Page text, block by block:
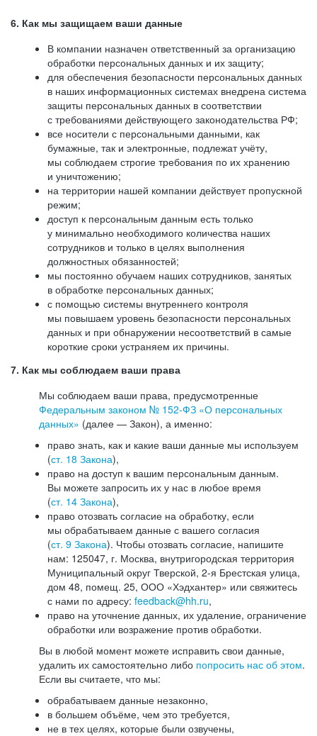
6. Как мы защищаем ваши данные
В компании назначен ответственный за организацию
обработки персональных данных и их защиту;
для обеспечения безопасности персональных данных
в наших информационных системах внедрена система
защиты персональных данных в соответствии
с требованиями действующего законодательства РФ;
все носители с персональными данными, как
бумажные, так и электронные, подлежат учёту,
мы соблюдаем строгие требования по их хранению
и уничтожению;
на территории нашей компании действует пропускной
режим;
доступ к персональным данным есть только
у минимально необходимого количества наших
сотрудников и только в целях выполнения
должностных обязанностей;
мы постоянно обучаем наших сотрудников, занятых
в обработке персональных данных;
с помощью системы внутреннего контроля
мы повышаем уровень безопасности персональных
данных и при обнаружении несоответствий в самые
короткие сроки устраняем их причины.
7. Как мы соблюдаем ваши права
Мы соблюдаем ваши права, предусмотренные
Федеральным законом № 152-ФЗ «О персональных
данных» (далее — Закон), а именно:
право знать, как и какие ваши данные мы используем
(ст. 18 Закона),
право на доступ к вашим персональным данным.
Вы можете запросить их у нас в любое время
(ст. 14 Закона),
право отозвать согласие на обработку, если
мы обрабатываем данные с вашего согласия
(ст. 9 Закона). Чтобы отозвать согласие, напишите
нам: 125047, г. Москва, внутригородская территория
Муниципальный округ Тверской, 2-я Брестская улица,
дом 48, помещ. 25, ООО «Хэдхантер» или свяжитесь
с нами по адресу: feedback@hh.ru,
право на уточнение данных, их удаление, ограничение
обработки или возражение против обработки.
Вы в любой момент можете исправить свои данные,
удалить их самостоятельно либо попросить нас об этом.
Если вы считаете, что мы:
обрабатываем данные незаконно,
в большем объёме, чем это требуется,
не в тех целях, которые были озвучены,